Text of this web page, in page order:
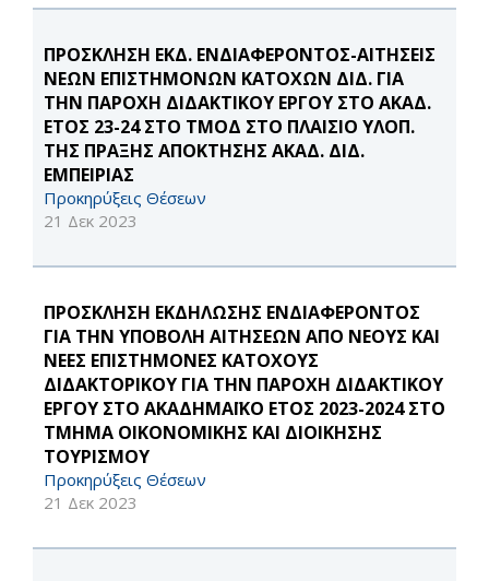
ΠΡΟΣΚΛΗΣΗ ΕΚΔ. ΕΝΔΙΑΦΕΡΟΝΤΟΣ-ΑΙΤΗΣΕΙΣ
ΝΕΩΝ ΕΠΙΣΤΗΜΟΝΩΝ ΚΑΤΟΧΩΝ ΔΙΔ. ΓΙΑ
ΤΗΝ ΠΑΡΟΧΗ ΔΙΔΑΚΤΙΚΟΥ ΕΡΓΟΥ ΣΤΟ ΑΚΑΔ.
ΕΤΟΣ 23-24 ΣΤΟ ΤΜΟΔ ΣΤΟ ΠΛΑΙΣΙΟ ΥΛΟΠ.
ΤΗΣ ΠΡΑΞΗΣ ΑΠΟΚΤΗΣΗΣ ΑΚΑΔ. ΔΙΔ.
ΕΜΠΕΙΡΙΑΣ
Προκηρύξεις Θέσεων
21 Δεκ 2023
ΠΡΟΣΚΛΗΣΗ ΕΚΔΗΛΩΣΗΣ ΕΝΔΙΑΦΕΡΟΝΤΟΣ
ΓΙΑ THN ΥΠΟΒΟΛΗ ΑΙΤΗΣΕΩΝ ΑΠΟ ΝΕΟΥΣ ΚΑΙ
ΝΕΕΣ ΕΠΙΣΤΗΜΟΝΕΣ ΚΑΤΟΧΟΥΣ
ΔΙΔΑΚΤΟΡΙΚΟΥ ΓΙΑ ΤΗΝ ΠΑΡΟΧΗ ΔΙΔΑΚΤΙΚΟΥ
ΕΡΓΟΥ ΣΤΟ ΑΚΑΔΗΜΑΪΚΟ ΕΤΟΣ 2023-2024 ΣΤΟ
ΤΜΗΜΑ ΟΙΚΟΝΟΜΙΚΗΣ ΚΑΙ ΔΙΟΙΚΗΣΗΣ
ΤΟΥΡΙΣΜΟΥ
Προκηρύξεις Θέσεων
21 Δεκ 2023